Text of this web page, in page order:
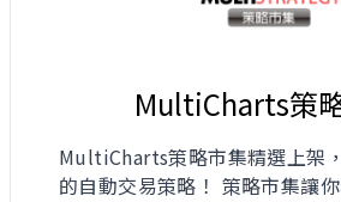
MultiCharts策
MultiCharts策略市集精選上架
的自動交易策略！ 策略市集讓